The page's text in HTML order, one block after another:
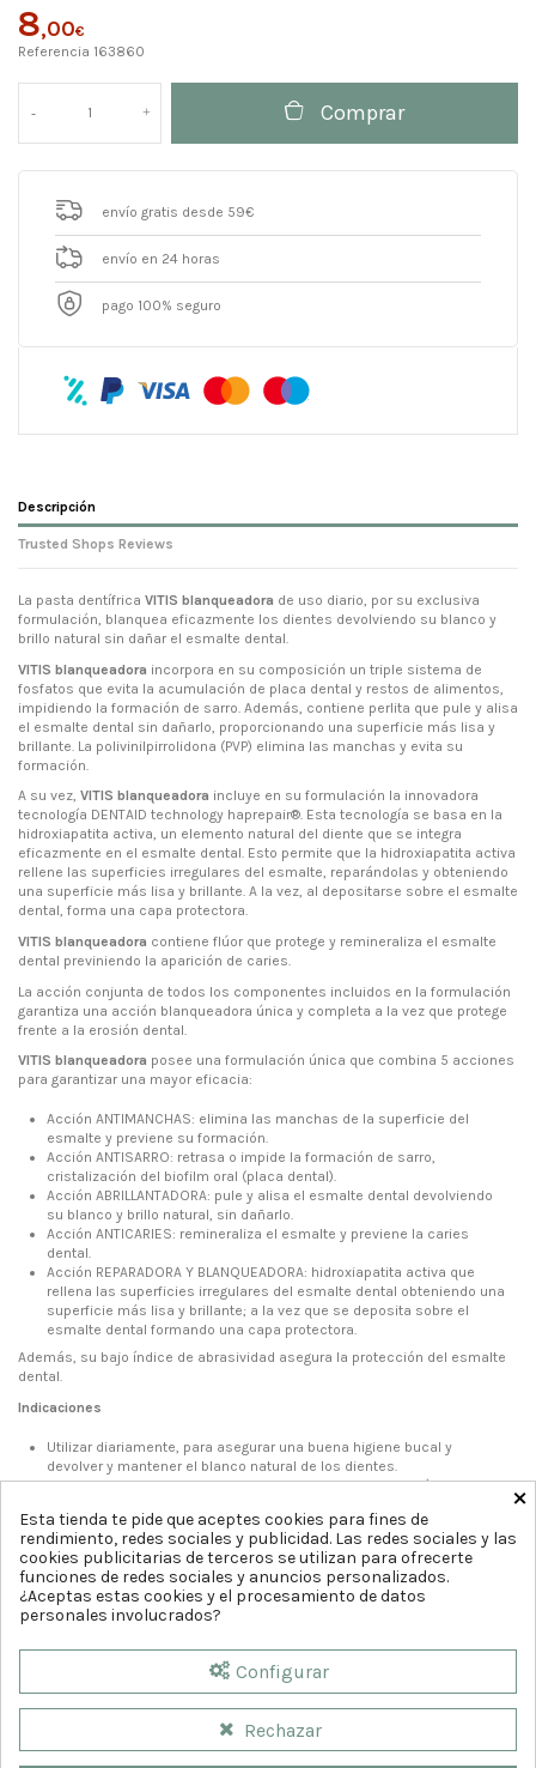
8,00€
Referencia 163860
Comprar
envío gratis desde 59€
envío en 24 horas
pago 100% seguro
Descripción
Trusted Shops Reviews
La pasta dentífrica VITIS blanqueadora de uso diario, por su exclusiva
formulación, blanquea eficazmente los dientes devolviendo su blanco y
brillo natural sin dañar el esmalte dental.
VITIS blanqueadora incorpora en su composición un triple sistema de
fosfatos que evita la acumulación de placa dental y restos de alimentos,
impidiendo la formación de sarro. Además, contiene perlita que pule y alisa
el esmalte dental sin dañarlo, proporcionando una superficie más lisa y
brillante. La polivinilpirrolidona (PVP) elimina las manchas y evita su
formación.
A su vez, VITIS blanqueadora incluye en su formulación la innovadora
tecnología DENTAID technology haprepair®. Esta tecnología se basa en la
hidroxiapatita activa, un elemento natural del diente que se integra
eficazmente en el esmalte dental. Esto permite que la hidroxiapatita activa
rellene las superficies irregulares del esmalte, reparándolas y obteniendo
una superficie más lisa y brillante. A la vez, al depositarse sobre el esmalte
dental, forma una capa protectora.
VITIS blanqueadora contiene flúor que protege y remineraliza el esmalte
dental previniendo la aparición de caries.
La acción conjunta de todos los componentes incluidos en la formulación
garantiza una acción blanqueadora única y completa a la vez que protege
frente a la erosión dental.
VITIS blanqueadora posee una formulación única que combina 5 acciones
para garantizar una mayor eficacia:
Acción ANTIMANCHAS: elimina las manchas de la superficie del
esmalte y previene su formación.
Acción ANTISARRO: retrasa o impide la formación de sarro,
cristalización del biofilm oral (placa dental).
Acción ABRILLANTADORA: pule y alisa el esmalte dental devolviendo
su blanco y brillo natural, sin dañarlo.
Acción ANTICARIES: remineraliza el esmalte y previene la caries
dental.
Acción REPARADORA Y BLANQUEADORA: hidroxiapatita activa que
rellena las superficies irregulares del esmalte dental obteniendo una
superficie más lisa y brillante; a la vez que se deposita sobre el
esmalte dental formando una capa protectora.
Además, su bajo índice de abrasividad asegura la protección del esmalte
dental.
Indicaciones
Utilizar diariamente, para asegurar una buena higiene bucal y
devolver y mantener el blanco natural de los dientes.
Tras un tratamiento de blanqueamiento realizado en la clínica dental,
Tras una limpieza bucal profesional, para mantener durante más
tiempo los dientes más limpios y sin manchas.
Para reforzar la acción del colutorioVITIS blanqueadora, por su
efecto blanqueante y por llegar a las zonas de difícil acceso.
×
Esta tienda te pide que aceptes cookies para fines de
rendimiento, redes sociales y publicidad. Las redes sociales y las
cookies publicitarias de terceros se utilizan para ofrecerte
funciones de redes sociales y anuncios personalizados.
¿Aceptas estas cookies y el procesamiento de datos
personales involucrados?
Configurar
Rechazar